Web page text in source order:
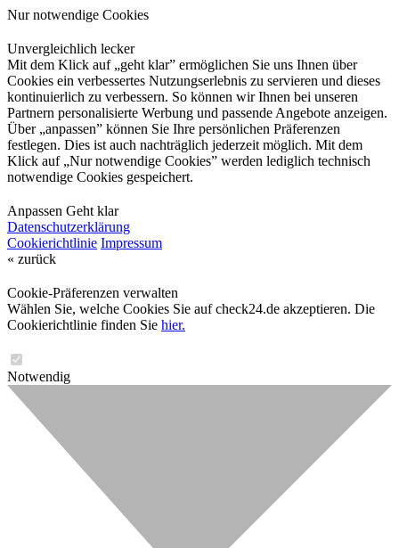
Nur notwendige Cookies
Unvergleichlich lecker
Mit dem Klick auf „geht klar” ermöglichen Sie uns Ihnen über
Cookies ein verbessertes Nutzungserlebnis zu servieren und dieses
kontinuierlich zu verbessern. So können wir Ihnen bei unseren
Partnern personalisierte Werbung und passende Angebote anzeigen.
Über „anpassen” können Sie Ihre persönlichen Präferenzen
festlegen. Dies ist auch nachträglich jederzeit möglich. Mit dem
Klick auf „Nur notwendige Cookies” werden lediglich technisch
notwendige Cookies gespeichert.
Anpassen Geht klar
Datenschutzerklärung
Cookierichtlinie Impressum
« zurück
Cookie-Präferenzen verwalten
Wählen Sie, welche Cookies Sie auf check24.de akzeptieren. Die
Cookierichtlinie finden Sie hier.
Notwendig